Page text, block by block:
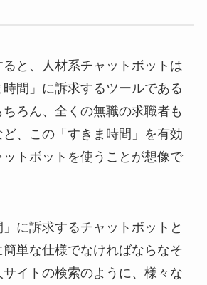
と、人材系チャットボットは
間」に訴求するツールである
ろん、全くの無職の求職者も
、この「すきま時間」を有効
トボットを使うことが想像で
に訴求するチャットボットと
単な仕様でなければならなそ
イトの検索のように、様々な